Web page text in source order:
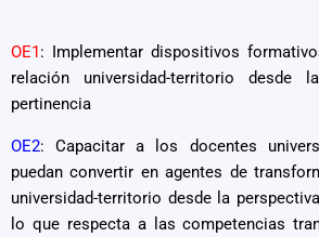
OE1: Implementar dispositivos
relación universidad-territorio desde
pertinencia
OE2: Capacitar a los docentes
puedan convertir en agentes de
universidad-territorio desde la
lo que respecta a las competencias